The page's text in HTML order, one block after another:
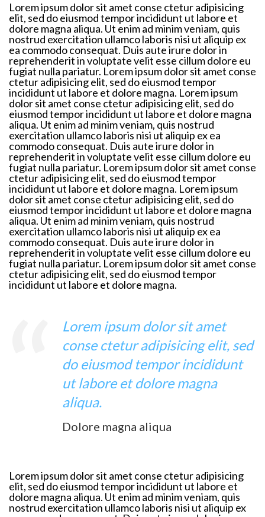
Lorem ipsum dolor sit amet conse ctetur adipisicing
elit, sed do eiusmod tempor incididunt ut labore et
dolore magna aliqua. Ut enim ad minim veniam, quis
nostrud exercitation ullamco laboris nisi ut aliquip ex
ea commodo consequat. Duis aute irure dolor in
reprehenderit in voluptate velit esse cillum dolore eu
fugiat nulla pariatur. Lorem ipsum dolor sit amet conse
ctetur adipisicing elit, sed do eiusmod tempor
incididunt ut labore et dolore magna. Lorem ipsum
dolor sit amet conse ctetur adipisicing elit, sed do
eiusmod tempor incididunt ut labore et dolore magna
aliqua. Ut enim ad minim veniam, quis nostrud
exercitation ullamco laboris nisi ut aliquip ex ea
commodo consequat. Duis aute irure dolor in
reprehenderit in voluptate velit esse cillum dolore eu
fugiat nulla pariatur. Lorem ipsum dolor sit amet conse
ctetur adipisicing elit, sed do eiusmod tempor
incididunt ut labore et dolore magna. Lorem ipsum
dolor sit amet conse ctetur adipisicing elit, sed do
eiusmod tempor incididunt ut labore et dolore magna
aliqua. Ut enim ad minim veniam, quis nostrud
exercitation ullamco laboris nisi ut aliquip ex ea
commodo consequat. Duis aute irure dolor in
reprehenderit in voluptate velit esse cillum dolore eu
fugiat nulla pariatur. Lorem ipsum dolor sit amet conse
ctetur adipisicing elit, sed do eiusmod tempor
incididunt ut labore et dolore magna.
Lorem ipsum dolor sit amet
conse ctetur adipisicing elit, sed
do eiusmod tempor incididunt
ut labore et dolore magna
aliqua.
Dolore magna aliqua
Lorem ipsum dolor sit amet conse ctetur adipisicing
elit, sed do eiusmod tempor incididunt ut labore et
dolore magna aliqua. Ut enim ad minim veniam, quis
nostrud exercitation ullamco laboris nisi ut aliquip ex